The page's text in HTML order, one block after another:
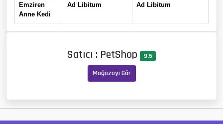
Emziren
Anne Kedi
Ad Libitum Ad Libitum
Satıcı : PetShop 9.5
Mağazayı Gör